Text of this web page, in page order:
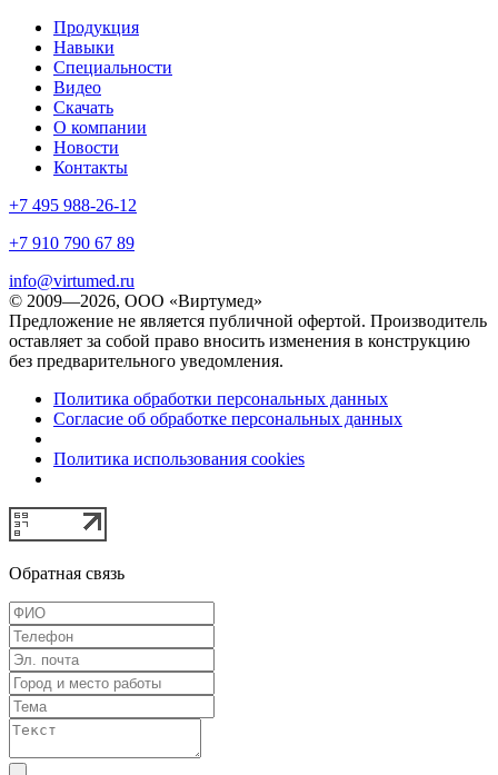
Продукция
Навыки
Специальности
Видео
Скачать
О компании
Новости
Контакты
+7 495 988-26-12
+7 910 790 67 89
info@virtumed.ru
© 2009—2026, ООО «Виртумед»
Предложение не является публичной офертой. Производитель
оставляет за собой право вносить изменения в конструкцию
без предварительного уведомления.
Политика обработки персональных данных
Согласие об обработке персональных данных
Политика использования cookies
Обратная связь